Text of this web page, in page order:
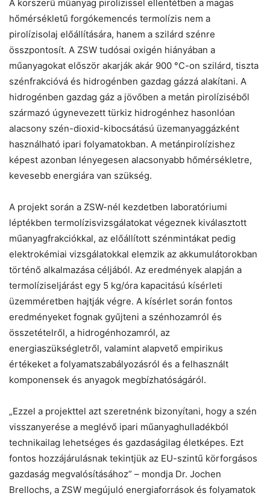
A korszerű műanyag pirolízissel ellentétben a magas
hőmérsékletű forgókemencés termolízis nem a
pirolízisolaj előállítására, hanem a szilárd szénre
összpontosít. A ZSW tudósai oxigén hiányában a
műanyagokat először akarják akár 900 °C-on szilárd, tiszta
szénfrakcióvá és hidrogénben gazdag gázzá alakítani. A
hidrogénben gazdag gáz a jövőben a metán pirolíziséből
származó úgynevezett türkiz hidrogénhez hasonlóan
alacsony szén-dioxid-kibocsátású üzemanyaggázként
használható ipari folyamatokban. A metánpirolízishez
képest azonban lényegesen alacsonyabb hőmérsékletre,
kevesebb energiára van szükség.
A projekt során a ZSW-nél kezdetben laboratóriumi
léptékben termolízisvizsgálatokat végeznek kiválasztott
műanyagfrakciókkal, az előállított szénmintákat pedig
elektrokémiai vizsgálatokkal elemzik az akkumulátorokban
történő alkalmazása céljából. Az eredmények alapján a
termolíziseljárást egy 5 kg/óra kapacitású kísérleti
üzemméretben hajtják végre. A kísérlet során fontos
eredményeket fognak gyűjteni a szénhozamról és
összetételről, a hidrogénhozamról, az
energiaszükségletről, valamint alapvető empirikus
értékeket a folyamatszabályozásról és a felhasznált
komponensek és anyagok megbízhatóságáról.
„Ezzel a projekttel azt szeretnénk bizonyítani, hogy a szén
visszanyerése a meglévő ipari műanyaghulladékból
technikailag lehetséges és gazdaságilag életképes. Ezt
fontos hozzájárulásnak tekintjük az EU-szintű körforgásos
gazdaság megvalósításához” – mondja Dr. Jochen
Brellochs, a ZSW megújuló energiaforrások és folyamatok